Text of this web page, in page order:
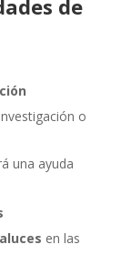
de
o
una ayuda
en las